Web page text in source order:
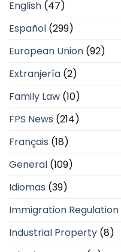
English (47)
Español (299)
European Union (92)
Extranjería (2)
Family Law (10)
FPS News (214)
Français (18)
General (109)
Idiomas (39)
Immigration Regulation
Industrial Property (8)